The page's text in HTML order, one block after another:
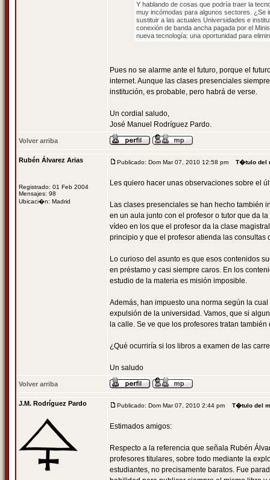
Y hablando de cosas que podría traer la
muy incómodas para algunos sectores. ¿Se
sustituir a las actuales Universidades e
conexión de banda ancha pagada por el
nueva tecnología: una oportunidad para
Pues no se alarme ante el futuro, porque el
internet. Aunque las clases presenciales
institución, es probable, pero habrá de verse.
Un cordial saludo,
José Manuel Rodríguez Pardo.
Volver arriba
Rubén Álvarez Arias
Registrado: 01 Feb 2004
Mensajes: 98
Ubicaci�n: Madrid
Publicado: Dom Mar 07, 2010 12:58 pm T�tulo del
Les quiero hacer unas observaciones sobre el
Las clases presenciales se han hecho también
en un aula junto con el profesor o tutor que da
vídeo en los que el profesor da la clase
principio y que el profesor atienda las consultas
Lo curioso del asunto es que esos contenidos
en préstamo y casi siempre caros. En los
estudio de la materia es misión imposible.
Además, han impuesto una norma según la
expulsión de la universidad. Vamos, que si
la calle. Se ve que los profesores tratan
¿Qué ocurriría si los libros a examen de las
Un saludo
Volver arriba
J.M. Rodríguez Pardo Publicado: Dom Mar 07, 2010 2:44 pm T�tulo del
Estimados amigos:
Respecto a la referencia que señala Rubén
profesores titulares, sobre todo mediante la
estudiantes, no precisamente baratos. Fue